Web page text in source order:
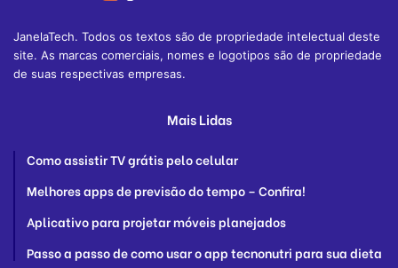
JanelaTech. Todos os textos são de propriedade intelectual deste
site. As marcas comerciais, nomes e logotipos são de propriedade
de suas respectivas empresas.
Mais Lidas
Como assistir TV grátis pelo celular
Melhores apps de previsão do tempo – Confira!
Aplicativo para projetar móveis planejados
Passo a passo de como usar o app tecnonutri para sua dieta